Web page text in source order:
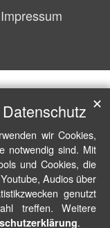
Impressum
wir Cookies,
notwendig sind. Mit
und Cookies, die
Audios über
genutzt
treffen. Weitere
.
✕